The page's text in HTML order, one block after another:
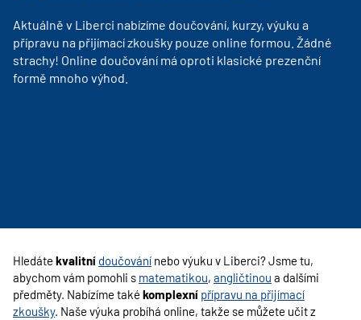
Aktuálně v Liberci nabízíme doučování, kurzy, výuku a
přípravu na přijímací zkoušky pouze online formou. Žádné
strachy! Online doučování má oproti klasické prezenční
formě mnoho výhod.
Hledáte kvalitní doučování nebo výuku v Liberci? Jsme tu,
abychom vám pomohli s matematikou, angličtinou a dalšími
předměty. Nabízíme také komplexní přípravu na přijímací
zkoušky. Naše výuka probíhá online, takže se můžete učit z